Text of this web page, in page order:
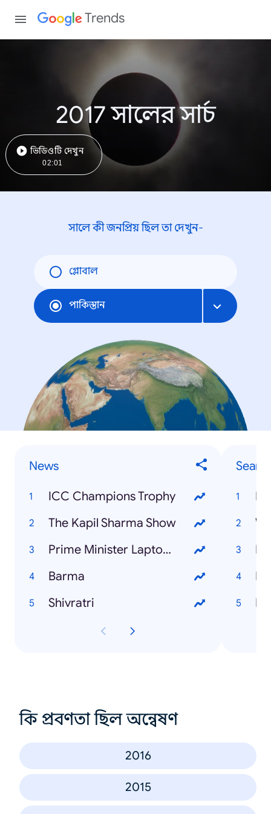
Trends
2017 সালের সার্চ
ভিডিওটি দেখুন
02:01
সালে কী জনপ্রিয় ছিল তা দেখুন-
গ্লোবাল
পাকিস্তান
News
ICC Champions Trophy
The Kapil Sharma Show
Prime Minister Laptop Scheme
Barma
Shivratri
কি প্রবণতা ছিল অন্বেষণ
2016
2015